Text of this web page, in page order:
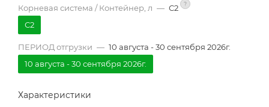
Корневая система / Контейнер, л — С2 ?
С2
ПЕРИОД отгрузки — 10 августа - 30 сентября 2026г.
10 августа - 30 сентября 2026г.
Характеристики